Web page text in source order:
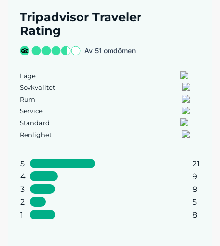
Tripadvisor Traveler
Rating
Av 51 omdömen
Läge
Sovkvalitet
Rum
Service
Standard
Renlighet
5
21
4
9
3
8
2
5
1
8